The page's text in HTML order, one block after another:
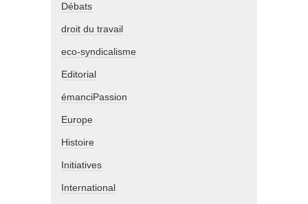
Débats
droit du travail
eco-syndicalisme
Editorial
émanciPassion
Europe
Histoire
Initiatives
International